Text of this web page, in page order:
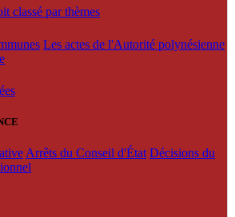
classé par thèmes
Les actes de l'Autorité polynésienne
Arrêts du Conseil d'État Décisions du